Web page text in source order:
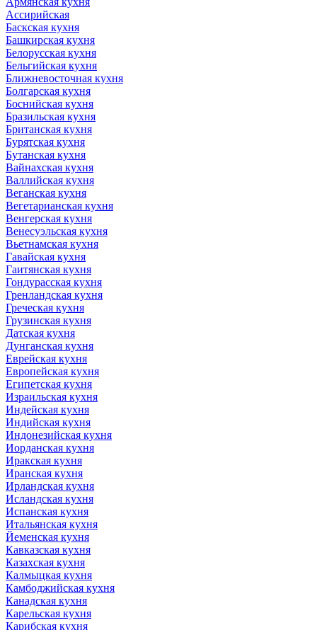
Ассирийская
Баскская кухня
Башкирская кухня
Белорусская кухня
Бельгийская кухня
Ближневосточная кухня
Болгарская кухня
Боснийская кухня
Бразильская кухня
Британская кухня
Бурятская кухня
Бутанская кухня
Вайнахская кухня
Валлийская кухня
Веганская кухня
Вегетарианская кухня
Венгерская кухня
Венесуэльская кухня
Вьетнамская кухня
Гавайская кухня
Гаитянская кухня
Гондурасская кухня
Гренландская кухня
Греческая кухня
Грузинская кухня
Датская кухня
Дунганская кухня
Еврейская кухня
Европейская кухня
Египетская кухня
Израильская кухня
Индейская кухня
Индийская кухня
Индонезийская кухня
Иорданская кухня
Иракская кухня
Иранская кухня
Ирландская кухня
Исландская кухня
Испанская кухня
Итальянская кухня
Йеменская кухня
Кавказская кухня
Казахская кухня
Калмыцкая кухня
Камбоджийская кухня
Канадская кухня
Карельская кухня
Карибская кухня